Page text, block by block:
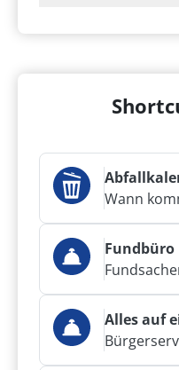
Wann
Fundbüro
Alles auf